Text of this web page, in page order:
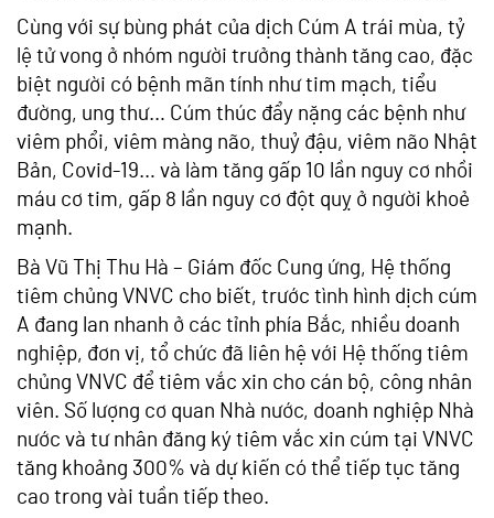
Cùng với sự bùng phát của dịch Cúm A trái mùa, tỷ
lệ tử vong ở nhóm người trưởng thành tăng cao, đặc
biệt người có bệnh mãn tính như tim mạch, tiểu
đường, ung thư… Cúm thúc đẩy nặng các bệnh như
viêm phổi, viêm màng não, thuỷ đậu, viêm não Nhật
Bản, Covid-19… và làm tăng gấp 10 lần nguy cơ nhồi
máu cơ tim, gấp 8 lần nguy cơ đột quỵ ở người khoẻ
mạnh.
Bà Vũ Thị Thu Hà – Giám đốc Cung ứng, Hệ thống
tiêm chủng VNVC cho biết, trước tình hình dịch cúm
A đang lan nhanh ở các tỉnh phía Bắc, nhiều doanh
nghiệp, đơn vị, tổ chức đã liên hệ với Hệ thống tiêm
chủng VNVC để tiêm vắc xin cho cán bộ, công nhân
viên. Số lượng cơ quan Nhà nước, doanh nghiệp Nhà
nước và tư nhân đăng ký tiêm vắc xin cúm tại VNVC
tăng khoảng 300% và dự kiến có thể tiếp tục tăng
cao trong vài tuần tiếp theo.